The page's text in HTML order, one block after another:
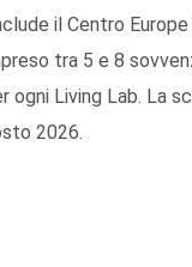
il Centro
tra 5 e 8
ogni Living Lab. La
2026.